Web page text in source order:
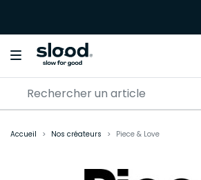
Accueil Nos créateurs Piece & Love